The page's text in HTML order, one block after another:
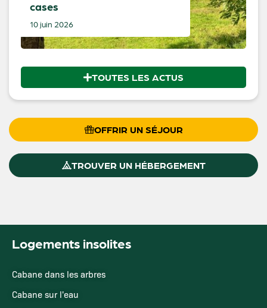
cases
10 juin 2026
TOUTES LES ACTUS
OFFRIR UN SÉJOUR
TROUVER UN HÉBERGEMENT
Logements insolites
Cabane dans les arbres
Cabane sur l'eau